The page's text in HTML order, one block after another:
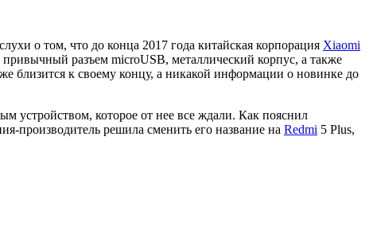
о том, что до конца 2017 года китайская корпорация Xiaomi
разъем microUSB, металлический корпус, а также
близится к своему концу, а никакой информации о новинке до
устройством, которое от нее все ждали. Как пояснил
производитель решила сменить его название на Redmi 5 Plus,